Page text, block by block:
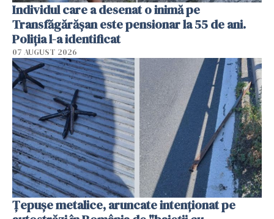
Individul care a desenat o inimă pe
Transfăgărășan este pensionar la 55 de ani.
Poliția l-a identificat
07 AUGUST 2026
Țepușe metalice, aruncate intenționat pe